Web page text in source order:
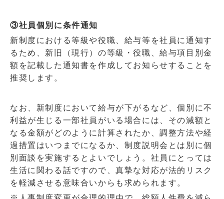
③社員個別に条件通知
新制度における等級や役職、給与等を社員に通知す
るため、新旧（現行）の等級・役職、給与項目別金
額を記載した通知書を作成してお知らせすることを
推奨します。
なお、新制度において給与が下がるなど、個別に不
利益が生じる一部社員がいる場合には、その減額と
なる金額がどのように計算されたか、調整方法や経
過措置はいつまでになるか、制度説明会とは別に個
別面談を実施するとよいでしょう。社員にとっては
生活に関わる話ですので、真摯な対応が法的リスク
を軽減させる意味合いからも求められます。